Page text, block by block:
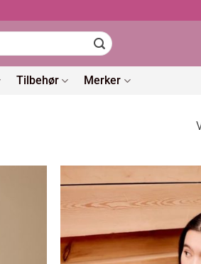
Tilbehør Merker